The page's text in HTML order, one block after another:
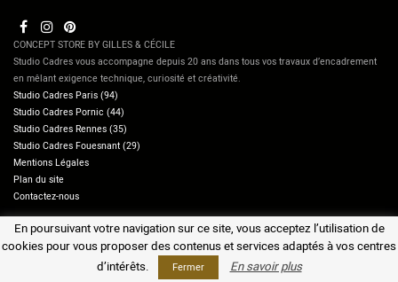
CONCEPT STORE BY GILLES & CÉCILE
Studio Cadres vous accompagne depuis 20 ans dans tous vos travaux d’encadrement
en mêlant exigence technique, curiosité et créativité.
Studio Cadres Paris (94)
Studio Cadres Pornic (44)
Studio Cadres Rennes (35)
Studio Cadres Fouesnant (29)
Mentions Légales
Plan du site
Contactez-nous
Copyright © 2026 studiocadres.com - Tous droits réservés - Réalisation
En poursuivant votre navigation sur ce site, vous acceptez l’utilisation de
cookies pour vous proposer des contenus et services adaptés à vos centres
d’intérêts.
Fermer En savoir plus